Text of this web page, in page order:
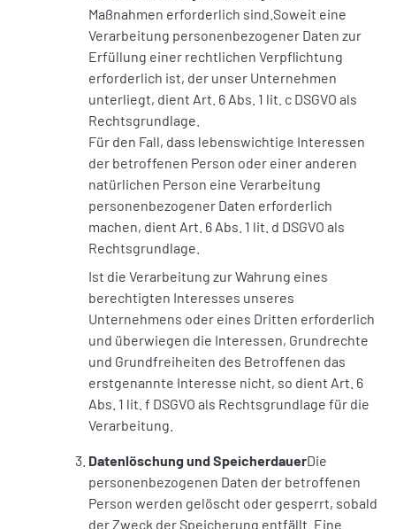
Maßnahmen erforderlich sind.Soweit eine
Verarbeitung personenbezogener Daten zur
Erfüllung einer rechtlichen Verpflichtung
erforderlich ist, der unser Unternehmen
unterliegt, dient Art. 6 Abs. 1 lit. c DSGVO als
Rechtsgrundlage.
Für den Fall, dass lebenswichtige Interessen
der betroffenen Person oder einer anderen
natürlichen Person eine Verarbeitung
personenbezogener Daten erforderlich
machen, dient Art. 6 Abs. 1 lit. d DSGVO als
Rechtsgrundlage.
Ist die Verarbeitung zur Wahrung eines
berechtigten Interesses unseres
Unternehmens oder eines Dritten erforderlich
und überwiegen die Interessen, Grundrechte
und Grundfreiheiten des Betroffenen das
erstgenannte Interesse nicht, so dient Art. 6
Abs. 1 lit. f DSGVO als Rechtsgrundlage für die
Verarbeitung.
Datenlöschung und SpeicherdauerDie
personenbezogenen Daten der betroffenen
Person werden gelöscht oder gesperrt, sobald
der Zweck der Speicherung entfällt. Eine